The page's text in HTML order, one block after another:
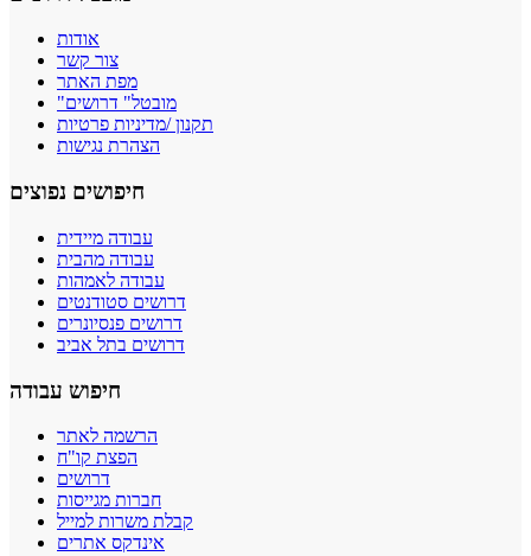
אודות
צור קשר
מפת האתר
"מובטל" דרושים
תקנון /מדיניות פרטיות
הצהרת נגישות
חיפושים נפוצים
עבודה מיידית
עבודה מהבית
עבודה לאמהות
דרושים סטודנטים
דרושים פנסיונרים
דרושים בתל אביב
חיפוש עבודה
הרשמה לאתר
הפצת קו"ח
דרושים
חברות מגייסות
קבלת משרות למייל
אינדקס אתרים